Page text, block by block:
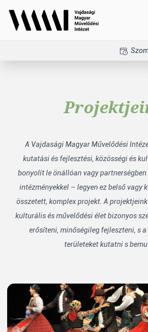
A Vajdasági Magyar Művelődési
kutatási és fejlesztési, közösségi és
bonyolít le önállóan vagy partnerségben
intézményekkel – legyen ez belső vagy
összetett, komplex projekt. A
kulturális és művelődési élet bizonyos
erősíteni, minőségileg fejleszteni, s
területeket kutatni s